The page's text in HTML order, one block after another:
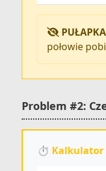
połowie
Problem #2:
⏱️ Kalkulator